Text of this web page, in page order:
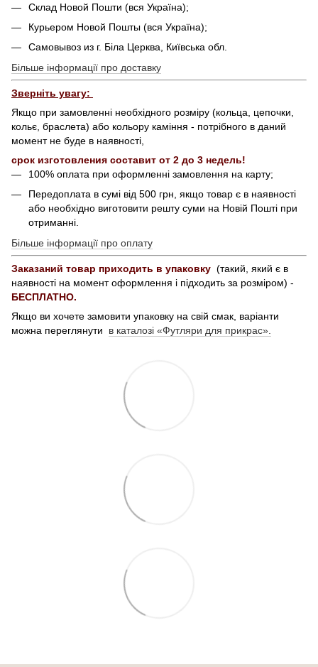
Склад Новой Пошти (вся Україна);
Курьером Новой Пошты (вся Україна);
Самовывоз из г. Біла Церква, Київська обл.
Більше інформації про доставку
Зверніть увагу:
Якщо при замовленні необхідного розміру (кольца, цепочки,
кольє, браслета) або кольору каміння - потрібного в даний
момент не буде в наявності,
срок изготовления составит от 2 до 3 недель!
100% оплата при оформленні замовлення на карту;
Передоплата в сумі від 500 грн, якщо товар є в наявності
або необхідно виготовити решту суми на Новій Пошті при
отриманні.
Більше інформації про оплату
Заказаний товар приходить в упаковку (такий, який є в
наявності на момент оформлення і підходить за розміром) -
БЕСПЛАТНО.
Якщо ви хочете замовити упаковку на свій смак, варіанти
можна переглянути в каталозі «Футляри для прикрас».